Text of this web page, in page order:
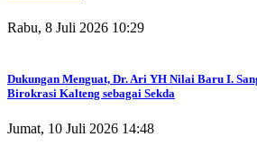
Rabu, 8 Juli 2026 10:29
Dukungan Menguat, Dr. Ari YH Nilai Baru I.
Birokrasi Kalteng sebagai Sekda
Jumat, 10 Juli 2026 14:48